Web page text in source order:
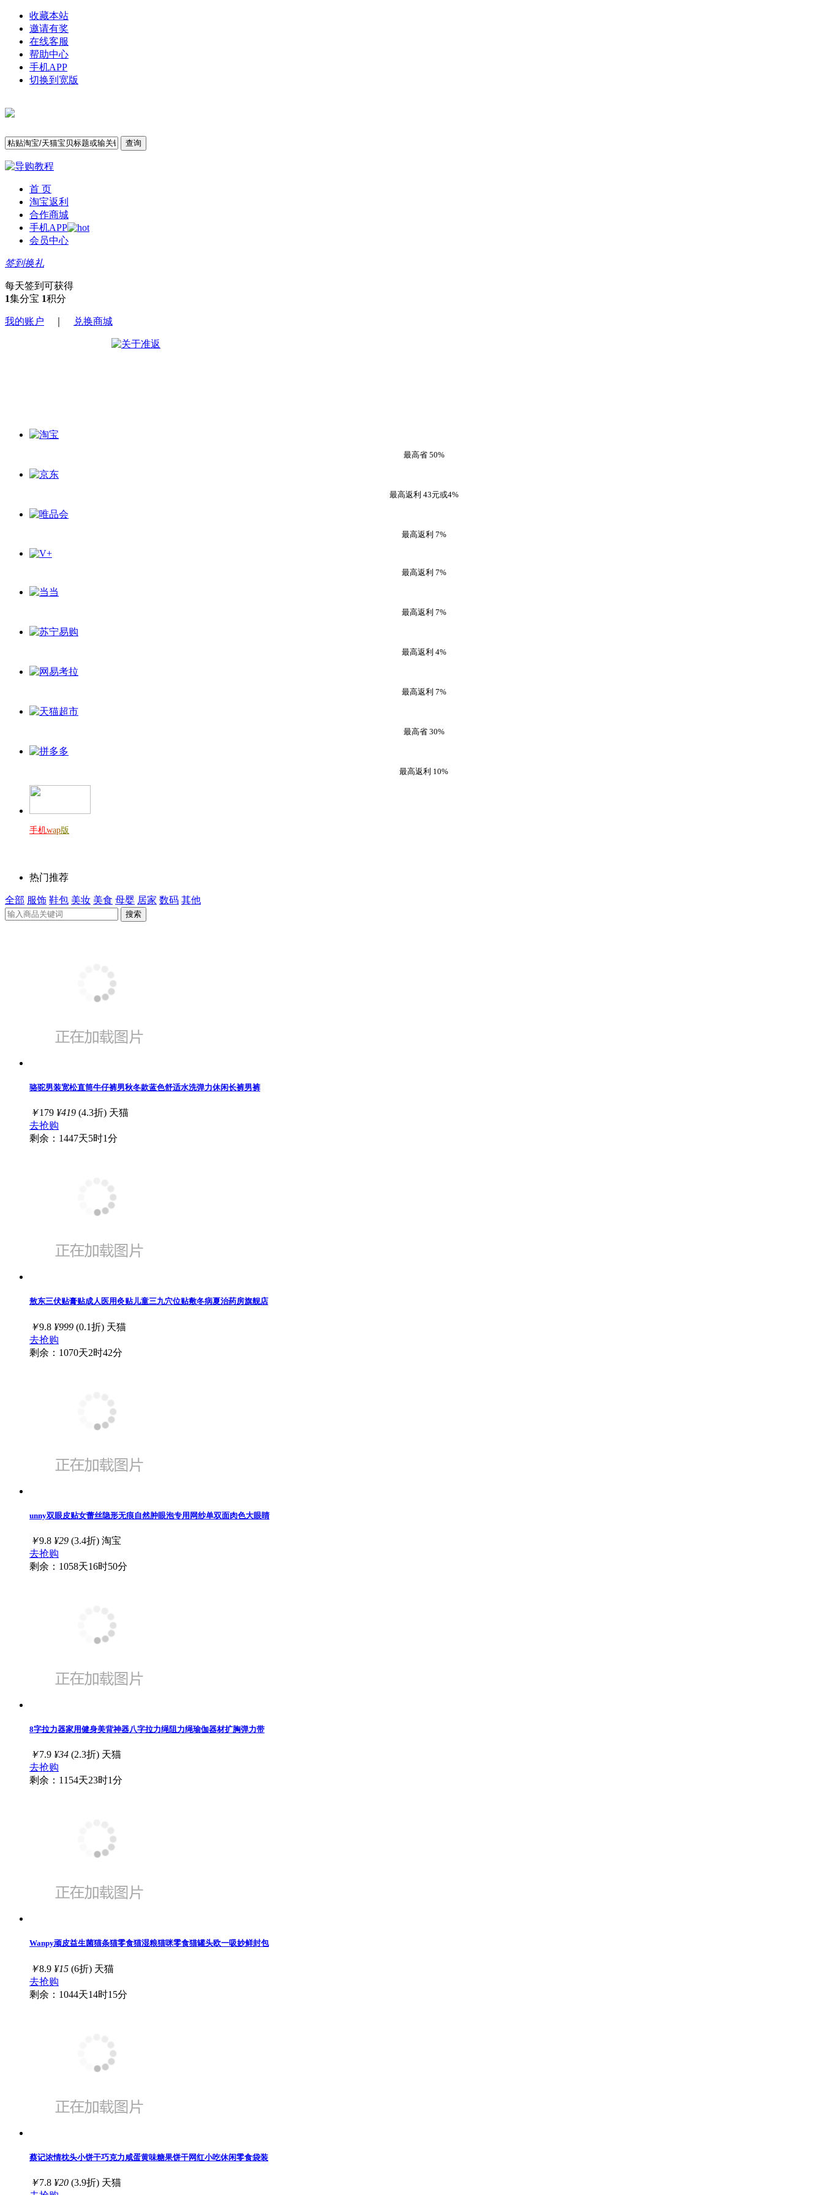
收藏本站
邀请有奖
在线客服
帮助中心
手机APP
切换到宽版
查询
首 页
淘宝返利
合作商城
手机APP
会员中心
签到换礼
每天签到可获得
1集分宝 1积分
我的账户 兑换商城
最高省 50%
最高返利 43元或4%
最高返利 7%
最高返利 7%
最高返利 7%
最高返利 4%
最高返利 7%
最高省 30%
最高返利 10%
手机wap版
热门推荐
全部 服饰 鞋包 美妆 美食 母婴 居家 数码 其他
搜索
骆驼男装宽松直筒牛仔裤男秋冬款蓝色舒适水洗弹力休闲长裤男裤
￥179 ¥419 (4.3折) 天猫
去抢购
剩余：1447天5时1分
敖东三伏贴膏贴成人医用灸贴儿童三九穴位贴敷冬病夏治药房旗舰店
￥9.8 ¥999 (0.1折) 天猫
去抢购
剩余：1070天2时42分
unny双眼皮贴女蕾丝隐形无痕自然肿眼泡专用网纱单双面肉色大眼睛
￥9.8 ¥29 (3.4折) 淘宝
去抢购
剩余：1058天16时50分
8字拉力器家用健身美背神器八字拉力绳阻力绳瑜伽器材扩胸弹力带
￥7.9 ¥34 (2.3折) 天猫
去抢购
剩余：1154天23时1分
Wanpy顽皮益生菌猫条猫零食猫湿粮猫咪零食猫罐头欧一吸妙鲜封包
￥8.9 ¥15 (6折) 天猫
去抢购
剩余：1044天14时15分
蔡记浓情枕头小饼干巧克力咸蛋黄味糖果饼干网红小吃休闲零食袋装
￥7.8 ¥20 (3.9折) 天猫